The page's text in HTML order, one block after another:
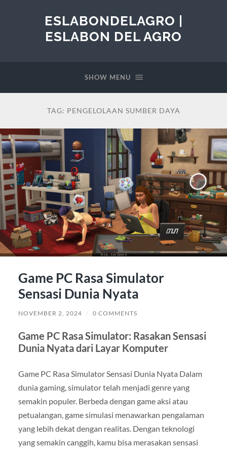
ESLABONDELAGRO |
ESLABON DEL AGRO
SHOW MENU
TAG: PENGELOLAAN SUMBER DAYA
Game PC Rasa Simulator
Sensasi Dunia Nyata
NOVEMBER 2, 2024 / 0 COMMENTS
Game PC Rasa Simulator: Rasakan Sensasi
Dunia Nyata dari Layar Komputer
Game PC Rasa Simulator Sensasi Dunia Nyata Dalam
dunia gaming, simulator telah menjadi genre yang
semakin populer. Berbeda dengan game aksi atau
petualangan, game simulasi menawarkan pengalaman
yang lebih dekat dengan realitas. Dengan teknologi
yang semakin canggih, kamu bisa merasakan sensasi